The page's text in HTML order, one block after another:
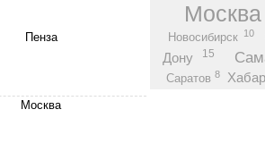
Пенза
Москва
Новосибирск 10
Дону
15
Саратов8